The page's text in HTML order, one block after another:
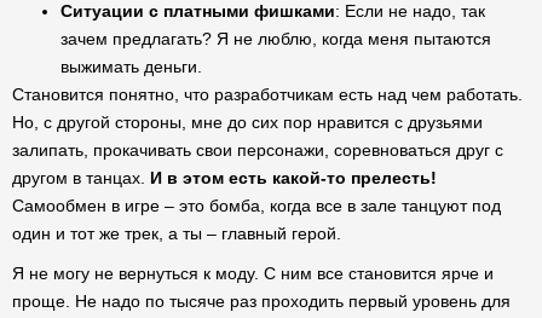
Ситуации с платными фишками: Если не надо, так
зачем предлагать? Я не люблю, когда меня пытаются
выжимать деньги.
Становится понятно, что разработчикам есть над чем работать.
Но, с другой стороны, мне до сих пор нравится с друзьями
залипать, прокачивать свои персонажи, соревноваться друг с
другом в танцах. И в этом есть какой-то прелесть!
Самообмен в игре – это бомба, когда все в зале танцуют под
один и тот же трек, а ты – главный герой.
Я не могу не вернуться к моду. С ним все становится ярче и
проще. Не надо по тысяче раз проходить первый уровень для